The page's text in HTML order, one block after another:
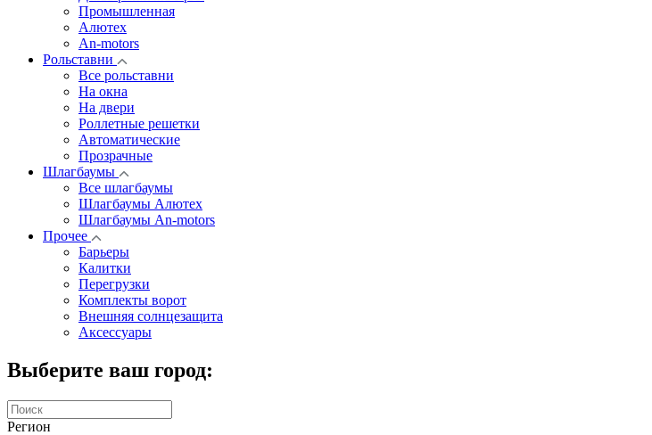
Промышленная
Алютех
An-motors
Рольставни
Все рольставни
На окна
На двери
Роллетные решетки
Автоматические
Прозрачные
Шлагбаумы
Все шлагбаумы
Шлагбаумы Алютех
Шлагбаумы An-motors
Прочее
Барьеры
Калитки
Перегрузки
Комплекты ворот
Внешняя солнцезащита
Аксессуары
Выберите ваш город:
Регион